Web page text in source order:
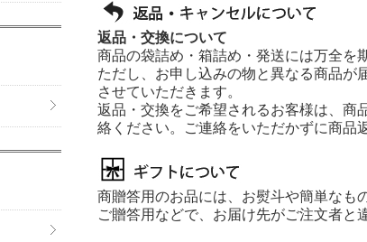
返品・交換について
商品の袋詰め・箱詰め・発送には万全を
ただし、お申し込みの物と異なる商品が
させていただきます。
返品・交換をご希望されるお客様は、商
絡ください。ご連絡をいただかずに商品
商贈答用のお品には、お熨斗や簡単なも
ご贈答用などで、お届け先がご注文者と